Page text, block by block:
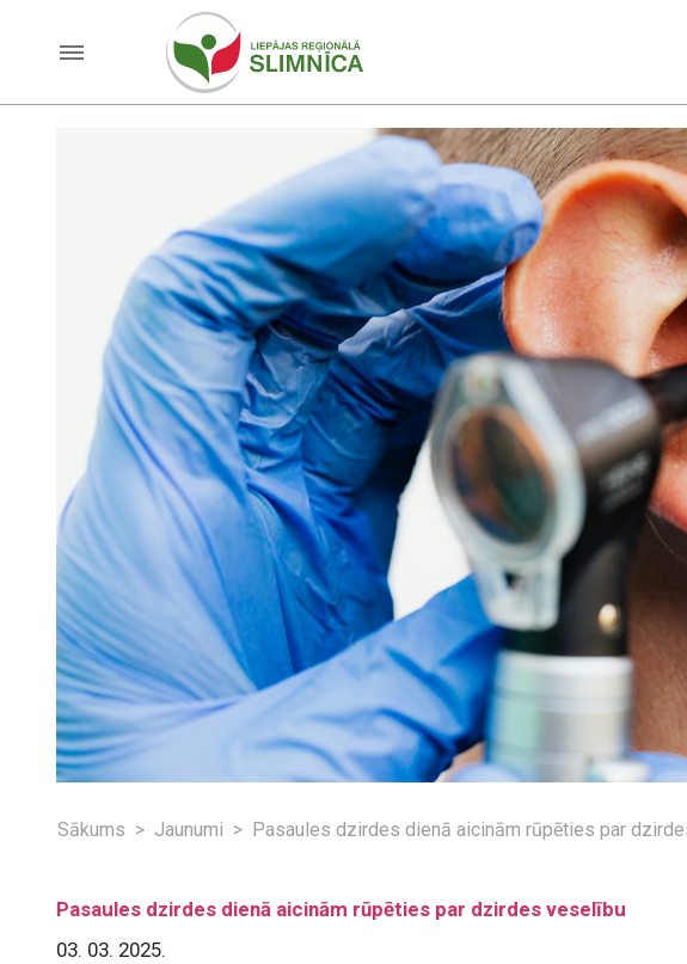
Sākums Jaunumi Pasaules dzirdes dienā aicinām rūpēties par
Pasaules dzirdes dienā aicinām rūpēties par dzirdes veselību
03. 03. 2025.